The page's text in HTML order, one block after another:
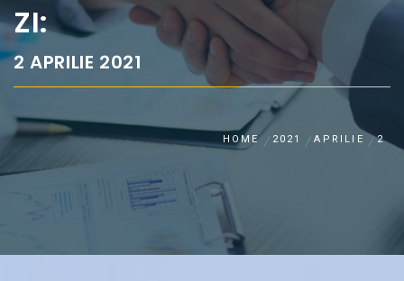
ZI:
2 APRILIE 2021
HOME 2021 APRILIE 2